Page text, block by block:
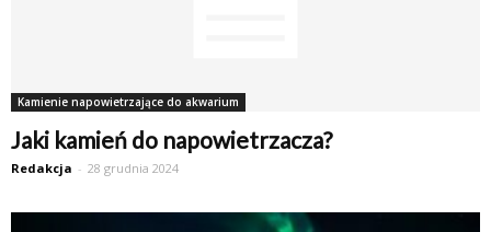
Kamienie napowietrzające do akwarium
Jaki kamień do napowietrzacza?
Redakcja - 28 grudnia 2024